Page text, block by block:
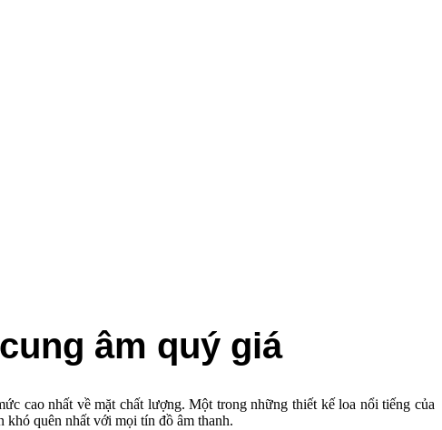
âm quý giá
cao nhất về mặt chất lượng. Một trong những thiết kế loa nổi tiếng của
khó quên nhất với mọi tín đồ âm thanh.